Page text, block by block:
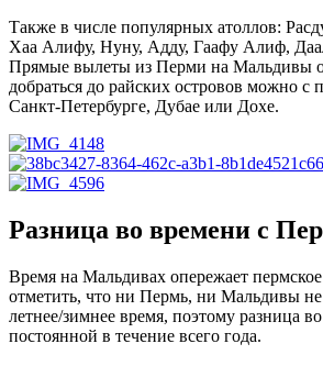
Также в числе популярных атоллов:
Хаа Алифу, Нуну, Адду, Гаафу Алиф,
Прямые вылеты из Перми на Мальдивы
добраться до райских островов можно с
Санкт-Петербурге, Дубае или Дохе.
Разница во времени с
Время на Мальдивах опережает
отметить, что ни Пермь, ни Мальдивы не
летнее/зимнее время, поэтому разница
постоянной в течение всего года.